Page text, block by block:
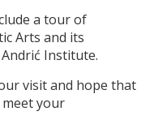
a tour of
Arts and its
Institute.
visit and hope that
your